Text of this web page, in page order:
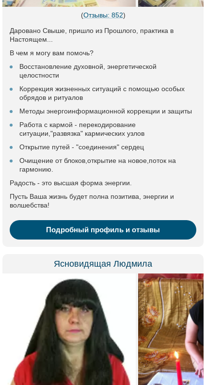
(Отзывы: 852)
Даровано Свыше, пришло из Прошлого, практика в
Настоящем...
В чем я могу вам помочь?
Восстановление духовной, энергетической
целостности
Коррекция жизненных ситуаций с помощью особых
обрядов и ритуалов
Методы энергоинформационной коррекции и защиты
Работа с кармой - перекодирование
ситуации,"развязка" кармических узлов
Открытие путей - "соединения" сердец
Очищение от блоков,открытие на новое,поток на
гармонию.
Радость - это высшая форма энергии.
Пусть Ваша жизнь будет полна позитива, энергии и
волшебства!
Подробный профиль и отзывы
Ясновидящая Людмила